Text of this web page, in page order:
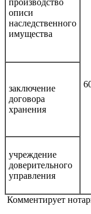
производство
описи
наследственного
имущества
заключение
договора
хранения
учреждение
доверительного
управления
Комментирует